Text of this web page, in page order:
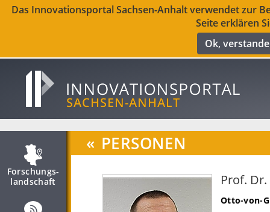
Das Innovationsportal Sachsen-Anhalt verwendet zur
Seite erklären
Ok,
Forschungs­
landschaft
« PERSONEN
Prof. Dr.
Otto-von-